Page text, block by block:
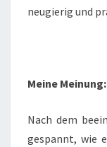
neugierig und
Meine Meinung:
Nach dem
gespannt, wie